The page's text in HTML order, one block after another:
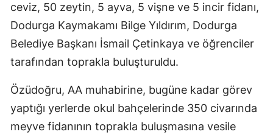
Kayseri
Kırklareli
Kocaeli
Konya
Kütahya
ceviz, 50 zeytin, 5 ayva, 5 vişne ve 5 incir fidanı,
Dodurga Kaymakamı Bilge Yıldırım, Dodurga
Belediye Başkanı İsmail Çetinkaya ve öğrenciler
tarafından toprakla buluşturuldu.
Özüdoğru, AA muhabirine, bugüne kadar görev
yaptığı yerlerde okul bahçelerinde 350 civarında
meyve fidanının toprakla buluşmasına vesile